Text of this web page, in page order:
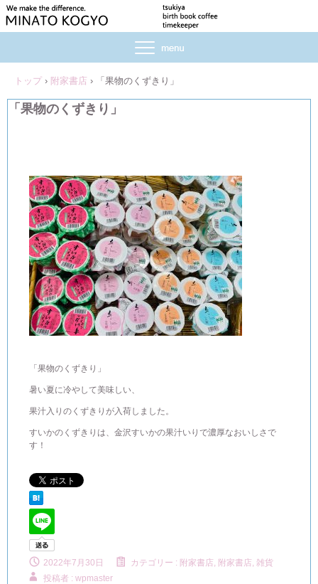
トップ › 附家書店 › 「果物のくずきり」
「果物のくずきり」
「果物のくずきり」
暑い夏に冷やして美味しい、
果汁入りのくずきりが入荷しました。
すいかのくずきりは、金沢すいかの果汁いりで濃厚なおいしさで
す！
2022年7月30日 カテゴリー : 附家書店, 附家書店, 雑貨
投稿者 : wpmaster